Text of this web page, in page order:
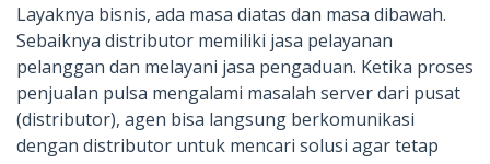
Layaknya bisnis, ada masa diatas dan masa dibawah.
Sebaiknya distributor memiliki jasa pelayanan
pelanggan dan melayani jasa pengaduan. Ketika proses
penjualan pulsa mengalami masalah server dari pusat
(distributor), agen bisa langsung berkomunikasi
dengan distributor untuk mencari solusi agar tetap